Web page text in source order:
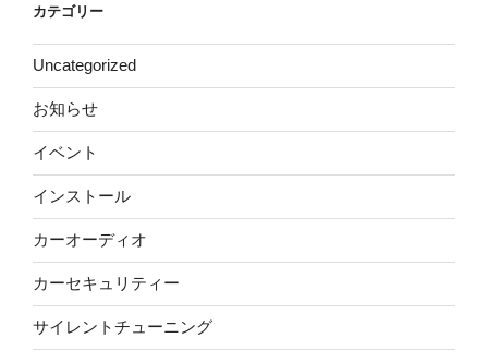
カテゴリー
Uncategorized
お知らせ
イベント
インストール
カーオーディオ
カーセキュリティー
サイレントチューニング